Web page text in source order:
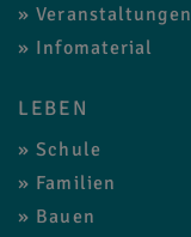
Veranstaltungen
Infomaterial
LEBEN
Schule
Familien
Bauen